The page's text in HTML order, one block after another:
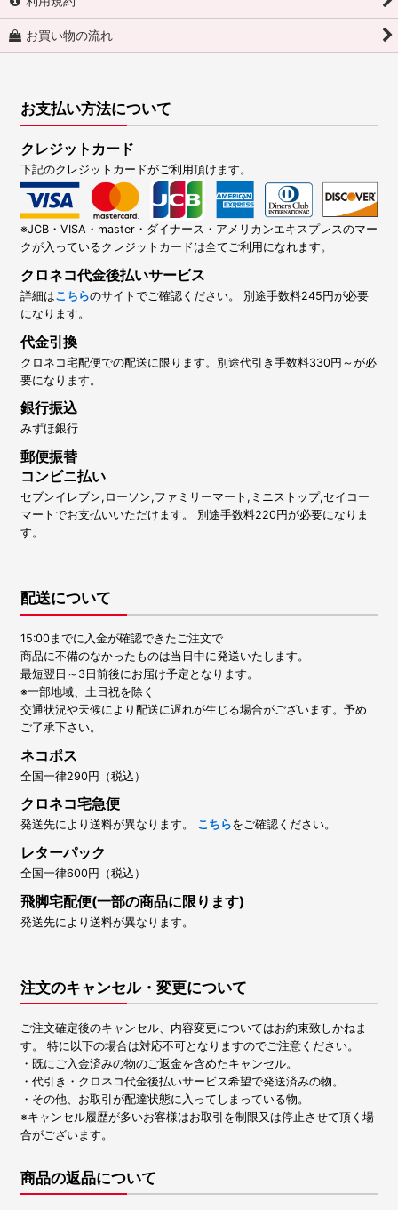
お買い物の流れ
お支払い方法について
クレジットカード
下記のクレジットカードがご利用頂けます。
※JCB・VISA・master・ダイナース・アメリカンエキスプレスのマー
クが入っているクレジットカードは全てご利用になれます。
クロネコ代金後払いサービス
詳細はこちらのサイトでご確認ください。 別途手数料245円が必要
になります。
代金引換
クロネコ宅配便での配送に限ります。別途代引き手数料330円～が必
要になります。
銀行振込
みずほ銀行
郵便振替
コンビニ払い
セブンイレブン,ローソン,ファミリーマート,ミニストップ,セイコー
マートでお支払いいただけます。 別途手数料220円が必要になりま
す。
配送について
15:00までに入金が確認できたご注文で
商品に不備のなかったものは当日中に発送いたします。
最短翌日～3日前後にお届け予定となります。
※一部地域、土日祝を除く
交通状況や天候により配送に遅れが生じる場合がございます。予め
ご了承下さい。
ネコポス
全国一律290円（税込）
クロネコ宅急便
発送先により送料が異なります。 こちらをご確認ください。
レターパック
全国一律600円（税込）
飛脚宅配便(一部の商品に限ります)
発送先により送料が異なります。
注文のキャンセル・変更について
ご注文確定後のキャンセル、内容変更についてはお約束致しかねま
す。 特に以下の場合は対応不可となりますのでご注意ください。
・既にご入金済みの物のご返金を含めたキャンセル。
・代引き・クロネコ代金後払いサービス希望で発送済みの物。
・その他、お取引が配達状態に入ってしまっている物。
※キャンセル履歴が多いお客様はお取引を制限又は停止させて頂く場
合がございます。
商品の返品について